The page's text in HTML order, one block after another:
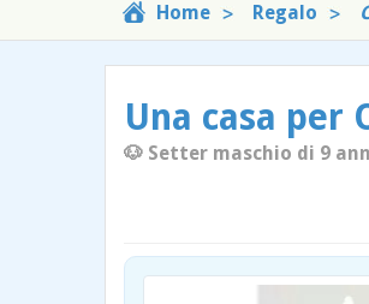
Home Regalo
Una casa per
🐶 Setter maschio di 9